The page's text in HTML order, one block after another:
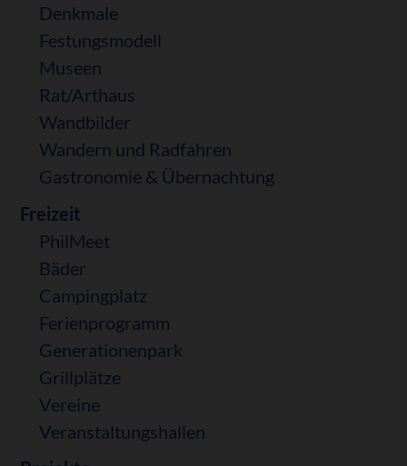
Denkmale
Festungsmodell
Museen
Rat/Arthaus
Wandbilder
Wandern und Radfahren
Gastronomie & Übernachtung
Freizeit
PhilMeet
Bäder
Campingplatz
Ferienprogramm
Generationenpark
Grillplätze
Vereine
Veranstaltungshallen